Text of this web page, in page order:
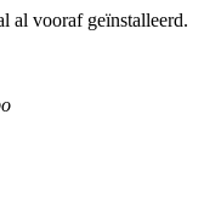
al vooraf geïnstalleerd.